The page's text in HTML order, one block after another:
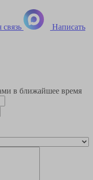
связь Написать
в ближайшее время